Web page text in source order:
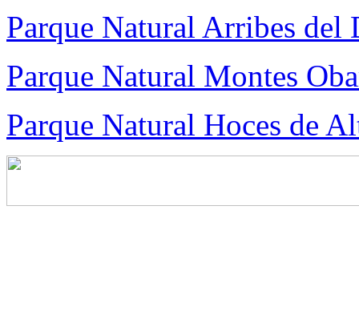
Parque Natural Arribes del
Parque Natural Montes
Parque Natural Hoces de